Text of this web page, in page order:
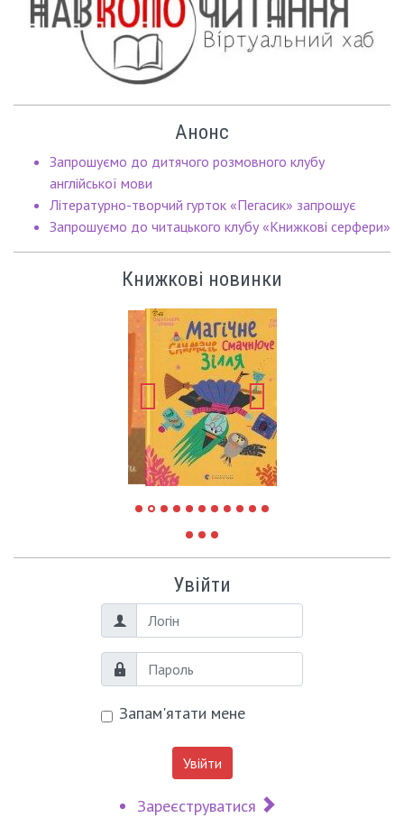
Анонс
Запрошуємо до дитячого розмовного клубу
англійської мови
Літературно-творчий гурток «Пегасик» запрошує
Запрошуємо до читацького клубу «Книжкові серфери»
Книжкові новинки
Увійти
Логін
Пароль
Запам'ятати мене
Увійти
Зареєструватися